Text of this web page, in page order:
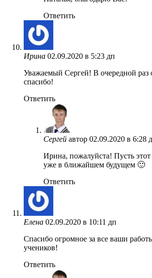
Ответить
Ирина 02.09.2020 в 5:23 дп
Уважаемый Сергей! В очередной раз
спасибо!
Ответить
Сергей автор 02.09.2020 в 6:28
Ирина, пожалуйста! Пусть этот
уже в ближайшем будущем 🙂
Ответить
Елена 02.09.2020 в 10:11 дп
Спасибо огромное за все ваши
учеников!
Ответить